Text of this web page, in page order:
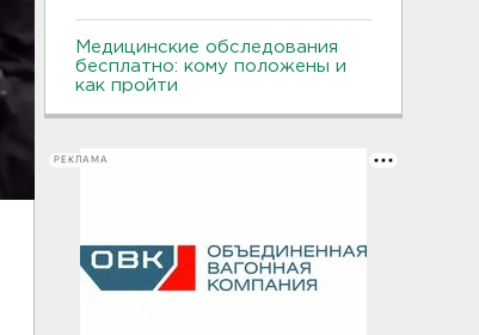
Медицинские обследования
бесплатно: кому положены и
как пройти
РЕКЛАМА